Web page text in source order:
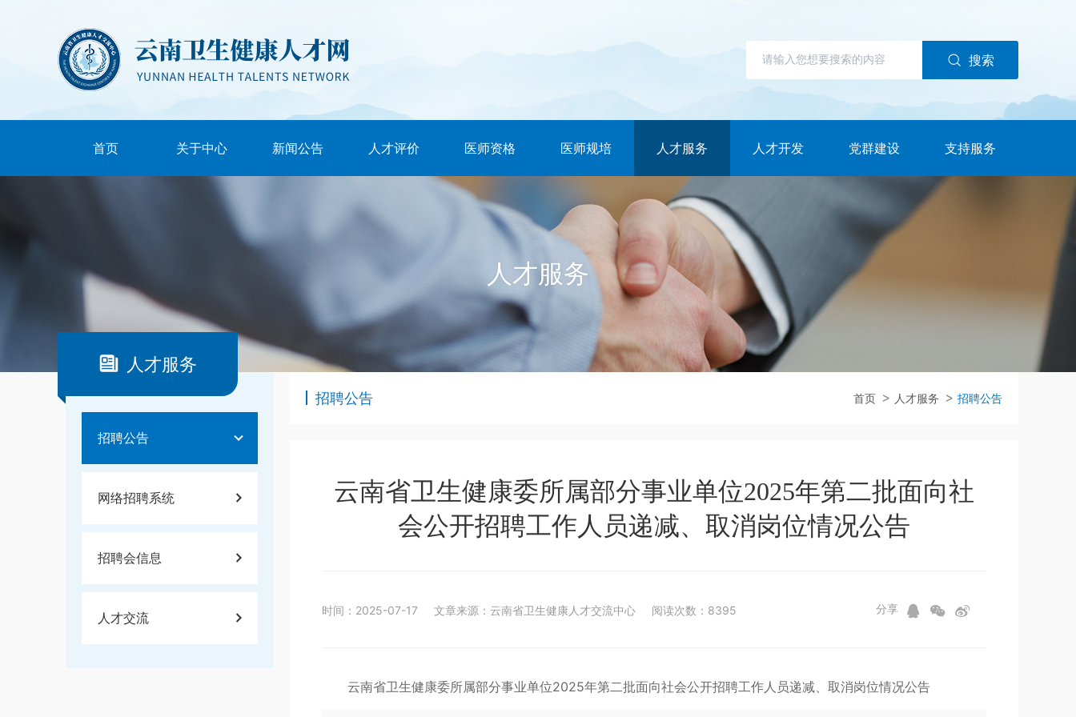
搜索
首页 关于中心 新闻公告 人才评价 医师资格 医师规培 人才服务 人才开发 党群建设 支持服务
人才服务
人才服务
招聘公告
网络招聘系统
招聘会信息
人才交流
招聘公告 首页 人才服务 招聘公告
云南省卫生健康委所属部分事业单位2025年第二批面向社
会公开招聘工作人员递减、取消岗位情况公告
时间：2025-07-17 文章来源：云南省卫生健康人才交流中心 阅读次数：8395 分享
云南省卫生健康委所属部分事业单位2025年第二批面向社会公开招聘工作人员递减、取消岗位情况公告